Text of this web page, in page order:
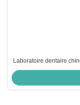
Laboratoire dentaire
Offre